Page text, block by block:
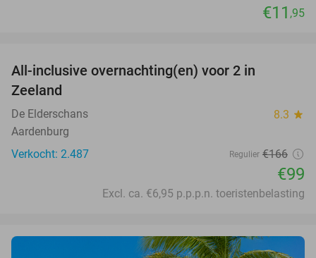
€11 ,95
All-inclusive overnachting(en) voor 2 in
Zeeland
De Elderschans 8.3 star
Aardenburg
Verkocht: 2.487
Regulier €166
€99
Excl. ca. €6,95 p.p.p.n. toeristenbelasting